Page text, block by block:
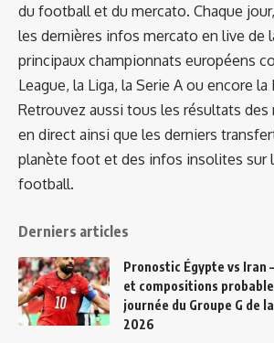
du football et du mercato. Chaque
les dernières infos mercato en live de
principaux championnats européens
League, la Liga, la Serie A ou encore la
Retrouvez aussi tous les résultats
en direct ainsi que les derniers
planète foot et des infos insolites sur
football.
Derniers articles
Pronostic Égypte vs Iran
et compositions
journée du Groupe G de
2026